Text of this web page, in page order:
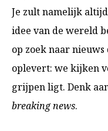
Je zult namelijk
idee van de wereld
op zoek naar
oplevert: we kijken
grijpen ligt. Denk
breaking news.